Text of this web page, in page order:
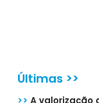
Últimas >>
>> A valorização